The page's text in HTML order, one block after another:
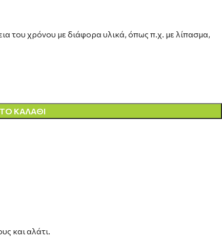
του χρόνου με διάφορα υλικά, όπως π.χ. με λίπασμα,
ΚΑΛΆΘΙ
και αλάτι.